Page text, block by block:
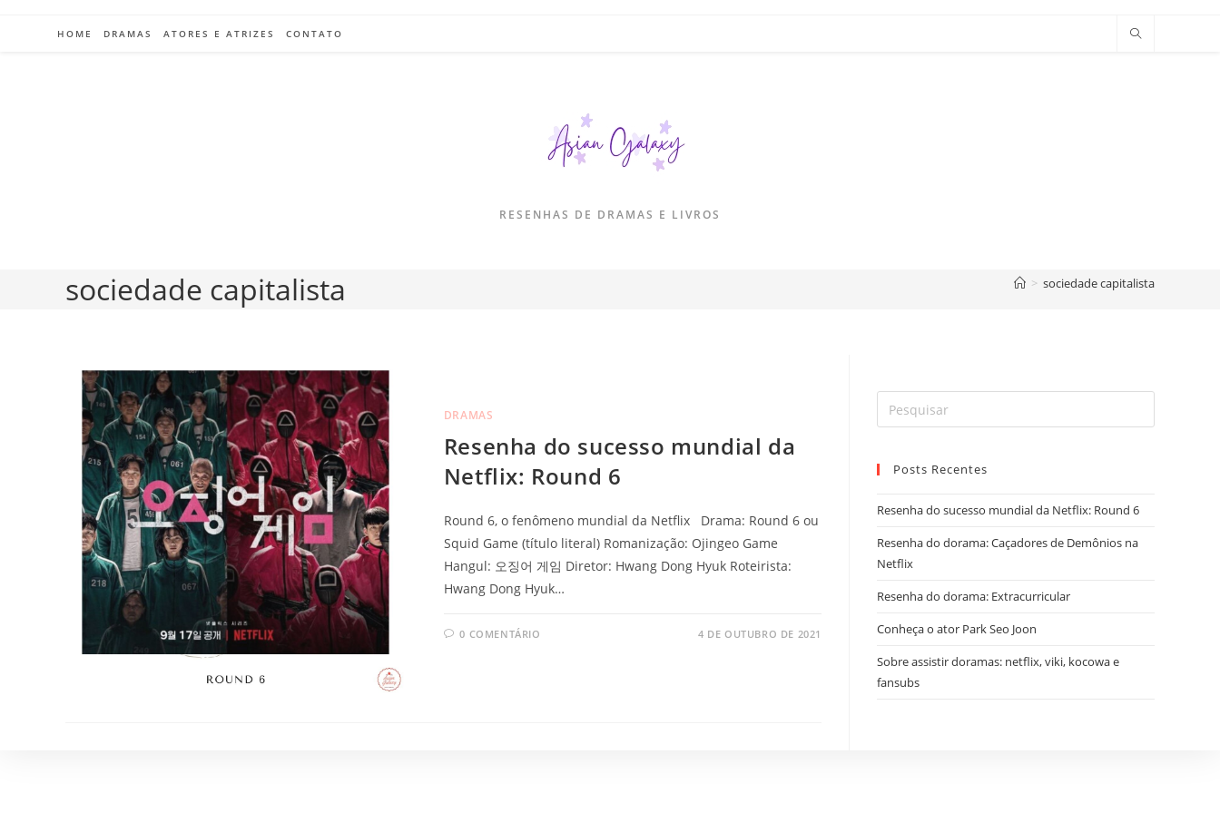
HOME DRAMAS ATORES E ATRIZES CONTATO
RESENHAS DE DRAMAS E LIVROS
sociedade capitalista > sociedade capitalista
DRAMAS
Resenha do sucesso mundial da
Netflix: Round 6
Round 6, o fenômeno mundial da Netflix Drama: Round 6 ou
Squid Game (título literal) Romanização: Ojingeo Game
Hangul: 오징어 게임 Diretor: Hwang Dong Hyuk Roteirista:
Hwang Dong Hyuk…
0 COMENTÁRIO 4 DE OUTUBRO DE 2021
Posts Recentes
Resenha do sucesso mundial da Netflix: Round 6
Resenha do dorama: Caçadores de Demônios na
Netflix
Resenha do dorama: Extracurricular
Conheça o ator Park Seo Joon
Sobre assistir doramas: netflix, viki, kocowa e
fansubs